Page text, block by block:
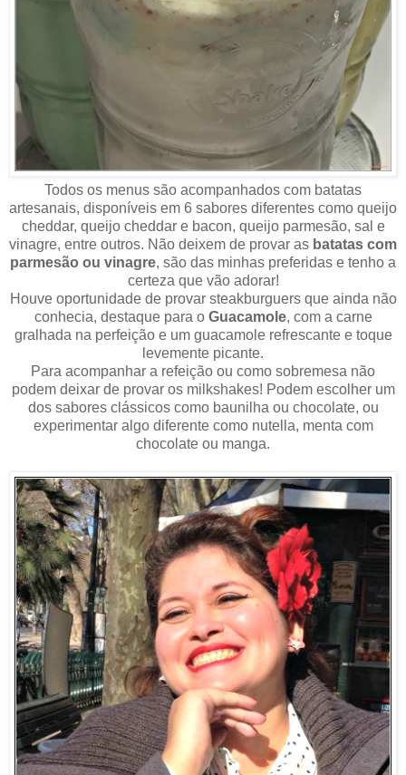
Todos os menus são acompanhados com batatas
artesanais, disponíveis em 6 sabores diferentes como queijo
cheddar, queijo cheddar e bacon, queijo parmesão, sal e
vinagre, entre outros. Não deixem de provar as batatas com
parmesão ou vinagre, são das minhas preferidas e tenho a
certeza que vão adorar!
Houve oportunidade de provar steakburguers que ainda não
conhecia, destaque para o Guacamole, com a carne
gralhada na perfeição e um guacamole refrescante e toque
levemente picante.
Para acompanhar a refeição ou como sobremesa não
podem deixar de provar os milkshakes! Podem escolher um
dos sabores clássicos como baunilha ou chocolate, ou
experimentar algo diferente como nutella, menta com
chocolate ou manga.